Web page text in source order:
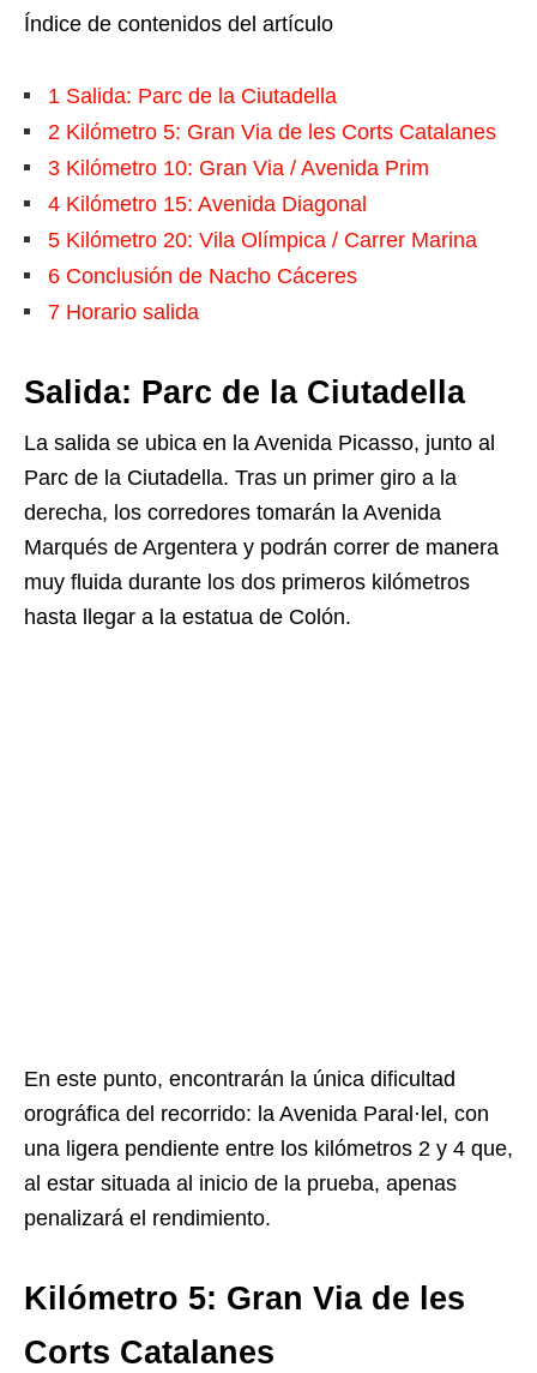
Índice de contenidos del artículo
1 Salida: Parc de la Ciutadella
2 Kilómetro 5: Gran Via de les Corts Catalanes
3 Kilómetro 10: Gran Via / Avenida Prim
4 Kilómetro 15: Avenida Diagonal
5 Kilómetro 20: Vila Olímpica / Carrer Marina
6 Conclusión de Nacho Cáceres
7 Horario salida
Salida: Parc de la Ciutadella
La salida se ubica en la Avenida Picasso, junto al
Parc de la Ciutadella. Tras un primer giro a la
derecha, los corredores tomarán la Avenida
Marqués de Argentera y podrán correr de manera
muy fluida durante los dos primeros kilómetros
hasta llegar a la estatua de Colón.
En este punto, encontrarán la única dificultad
orográfica del recorrido: la Avenida Paral·lel, con
una ligera pendiente entre los kilómetros 2 y 4 que,
al estar situada al inicio de la prueba, apenas
penalizará el rendimiento.
Kilómetro 5: Gran Via de les
Corts Catalanes